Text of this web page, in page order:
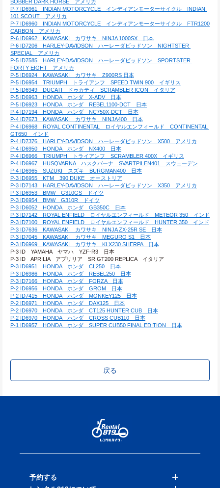
BOBBER DARK HORSE　アメリカ
P-7 ID6961　INDIAN MOTORCYCLE　インディアンモーターサイクル　INDIAN
101 SCOUT　アメリカ
P-7 ID6960　INDIAN MOTORCYCLE　インディアンモーターサイクル　FTR1200
CARBON　アメリカ
P-6 ID6962　KAWASAKI　カワサキ　NINJA 1000SX　日本
P-6 ID7206　HARLEY-DAVIDSON　ハーレーダビッドソン　NIGHTSTER
SPECIAL　アメリカ
P-5 ID7585　HARLEY-DAVIDSON　ハーレーダビッドソン　SPORTSTER
FORTY EIGHT　アメリカ
P-5 ID6924　KAWASAKI　カワサキ　Z900RS 日本
P-5 ID6954　TRIUMPH　トライアンフ　SPEED TWIN 900　イギリス
P-5 ID6949　DUCATI　ドゥカティ　SCRAMBLER ICON　イタリア
P-5 ID6963　HONDA　ホンダ　X-ADV　日本
P-5 ID6923　HONDA　ホンダ　REBEL1100-DCT　日本
P-4 ID7194　HONDA　ホンダ　NC750X-DCT　日本
P-4 ID7673　KAWASAKI　カワサキ　NINJA400　日本
P-4 ID6968　ROYAL CONTINENTAL　ロイヤルエンフィールド　CONTINENTAL
GT650　インド
P-4 ID7376　HARLEY-DAVIDSON　ハーレーダビッドソン　X500　アメリカ
P-4 ID6950　HONDA　ホンダ　NX400　日本
P-4 ID6966　TRIUMPH　トライアンフ　SCRAMBLER 400X　イギリス
P-4 ID6967　HUSQVARNA　ハスクバーナ　SVARTPILEN401　スウェーデン
P-4 ID6965　SUZUKI　スズキ　BURGMAN400　日本
P-3 ID6955　KTM　390 DUKE　オーストリア
P-3 ID7143　HARLEY-DAVIDSON　ハーレーダビッドソン　X350　アメリカ
P-3 ID6953　BMW　G310GS　ドイツ
P-3 ID6954　BMW　G310R　ドイツ
P-3 ID6052　HONDA　ホンダ　GB350C　日本
P-3 ID7142　ROYAL ENFIELD　ロイヤルエンフィールド　METEOR 350　インド
P-3 ID7100　ROYAL ENFIELD　ロイヤルエンフィールド　HUNTER 350　インド
P-3 ID7636　KAWASAKI　カワサキ　NINJA ZX-25R SE　日本
P-3 ID7045　KAWASAKI　カワサキ　MEGURO S1　日本
P-3 ID6969　KAWASAKI　カワサキ　KLX230 SHERPA　日本
P-3 ID　YAMAHA　ヤマハ　YZF-R3　日本
P-3 ID　APRILIA　アプリリア　SR GT200 REPLICA　イタリア
P-3 ID6951　HONDA　ホンダ　CL250　日本
P-3 ID6986　HONDA　ホンダ　REBEL250　日本
P-3 ID7166　HONDA　ホンダ　FORZA　日本
P-2 ID6956　HONDA　ホンダ　GROM　日本
P-2 ID7415　HONDA　ホンダ　MONKEY125　日本
P-2 ID6971　HONDA　ホンダ　DAX125　日本
P-2 ID6970　HONDA　ホンダ　CT125 HUNTER CUB　日本
P-2 ID6970　HONDA　ホンダ　CROSS CUB110　日本
P-1 ID6957　HONDA　ホンダ　SUPER CUB50 FINAL EDITION　日本
戻る
予約する